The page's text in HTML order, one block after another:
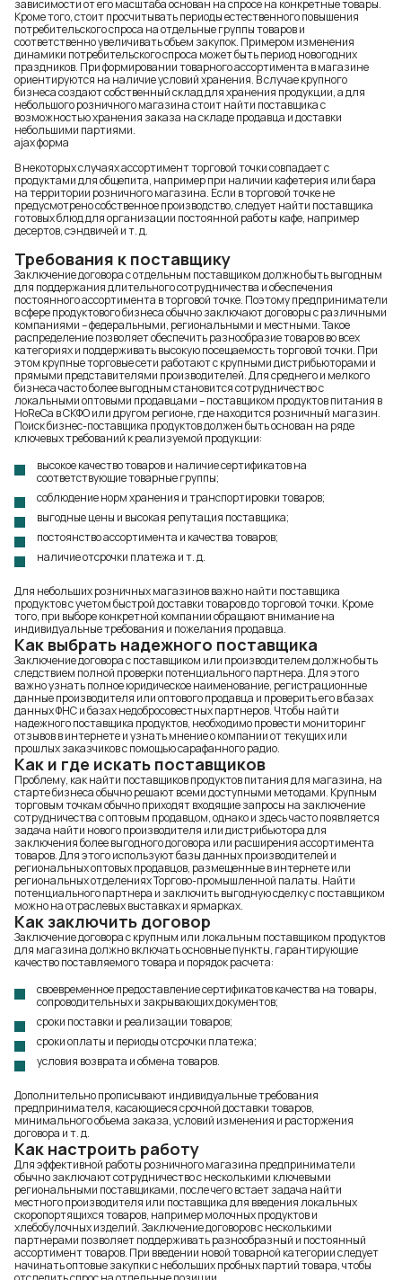
зависимости от его масштаба основан на спросе на конкретные товары.
Кроме того, стоит просчитывать периоды естественного повышения
потребительского спроса на отдельные группы товаров и
соответственно увеличивать объем закупок. Примером изменения
динамики потребительского спроса может быть период новогодних
праздников. При формировании товарного ассортимента в магазине
ориентируются на наличие условий хранения. В случае крупного
бизнеса создают собственный склад для хранения продукции, а для
небольшого розничного магазина стоит найти поставщика с
возможностью хранения заказа на складе продавца и доставки
небольшими партиями.
ajax форма
В некоторых случаях ассортимент торговой точки совпадает с
продуктами для общепита, например при наличии кафетерия или бара
на территории розничного магазина. Если в торговой точке не
предусмотрено собственное производство, следует найти поставщика
готовых блюд для организации постоянной работы кафе, например
десертов, сэндвичей и т. д.
Требования к поставщику
Заключение договора с отдельным поставщиком должно быть выгодным
для поддержания длительного сотрудничества и обеспечения
постоянного ассортимента в торговой точке. Поэтому предприниматели
в сфере продуктового бизнеса обычно заключают договоры с различными
компаниями – федеральными, региональными и местными. Такое
распределение позволяет обеспечить разнообразие товаров во всех
категориях и поддерживать высокую посещаемость торговой точки. При
этом крупные торговые сети работают с крупными дистрибьюторами и
прямыми представителями производителей. Для среднего и мелкого
бизнеса часто более выгодным становится сотрудничество с
локальными оптовыми продавцами –поставщиком продуктов питания в
HoReCa в СКФОили другом регионе, где находится розничный магазин.
Поиск бизнес-поставщика продуктов должен быть основан на ряде
ключевых требований к реализуемой продукции:
высокое качество товаров и наличие сертификатов на
соответствующие товарные группы;
соблюдение норм хранения и транспортировки товаров;
выгодные цены и высокая репутация поставщика;
постоянство ассортимента и качества товаров;
наличие отсрочки платежа и т. д.
Для небольших розничных магазинов важно найти поставщика
продуктов с учетом быстрой доставки товаров до торговой точки. Кроме
того, при выборе конкретной компании обращают внимание на
индивидуальные требования и пожелания продавца.
Как выбрать надежного поставщика
Заключение договора с поставщиком или производителем должно быть
следствием полной проверки потенциального партнера. Для этого
важно узнать полное юридическое наименование, регистрационные
данные производителя или оптового продавца и проверить его в базах
данных ФНС и базах недобросовестных партнеров. Чтобы найти
надежного поставщика продуктов, необходимо провести мониторинг
отзывов в интернете и узнать мнение о компании от текущих или
прошлых заказчиков с помощью сарафанного радио.
Как и где искать поставщиков
Проблему, как найти поставщиков продуктов питания для магазина, на
старте бизнеса обычно решают всеми доступными методами. Крупным
торговым точкам обычно приходят входящие запросы на заключение
сотрудничества с оптовым продавцом, однако и здесь часто появляется
задача найти нового производителя или дистрибьютора для
заключения более выгодного договора или расширения ассортимента
товаров. Для этого используют базы данных производителей и
региональных оптовых продавцов, размещенные в интернете или
региональных отделениях Торгово-промышленной палаты. Найти
потенциального партнера и заключить выгодную сделку с поставщиком
можно на отраслевых выставках и ярмарках.
Как заключить договор
Заключение договора с крупным или локальным поставщиком продуктов
для магазина должно включать основные пункты, гарантирующие
качество поставляемого товара и порядок расчета:
своевременное предоставление сертификатов качества на товары,
сопроводительных и закрывающих документов;
сроки поставки и реализации товаров;
сроки оплаты и периоды отсрочки платежа;
условия возврата и обмена товаров.
Дополнительно прописывают индивидуальные требования
предпринимателя, касающиеся срочной доставки товаров,
минимального объема заказа, условий изменения и расторжения
договора и т. д.
Как настроить работу
Для эффективной работы розничного магазина предприниматели
обычно заключают сотрудничество с несколькими ключевыми
региональными поставщиками, после чего встает задача найти
местного производителя или поставщика для введения локальных
скоропортящихся товаров, например молочных продуктов и
хлебобулочных изделий. Заключение договоров с несколькими
партнерами позволяет поддерживать разнообразный и постоянный
ассортимент товаров. При введении новой товарной категории следует
начинать оптовые закупки с небольших пробных партий товара, чтобы